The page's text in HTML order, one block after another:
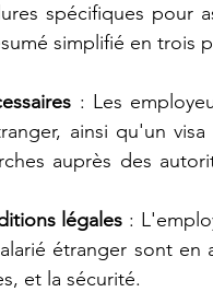
spécifiques pour
simplifié en trois
: Les
ainsi qu'un
auprès des
légales :
étranger sont en
et la sécurité.